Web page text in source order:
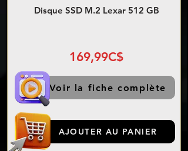
Disque SSD M.2 Lexar 512 GB
169,99C$
Voir la fiche complète
AJOUTER AU PANIER